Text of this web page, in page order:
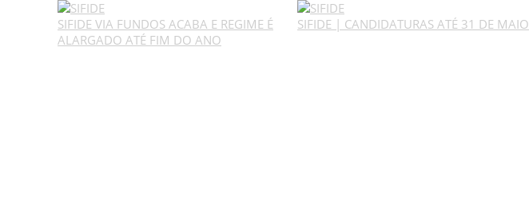
SIFIDE VIA FUNDOS ACABA E REGIME É
ALARGADO ATÉ FIM DO ANO
SIFIDE | CANDIDATURAS ATÉ 31 DE MAIO